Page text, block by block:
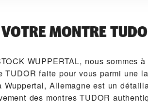
MONTRE
WUPPERTAL‬, nous sommes
TUDOR faite pour vous parmi une
Wuppertal, Allemagne est un
des montres TUDOR